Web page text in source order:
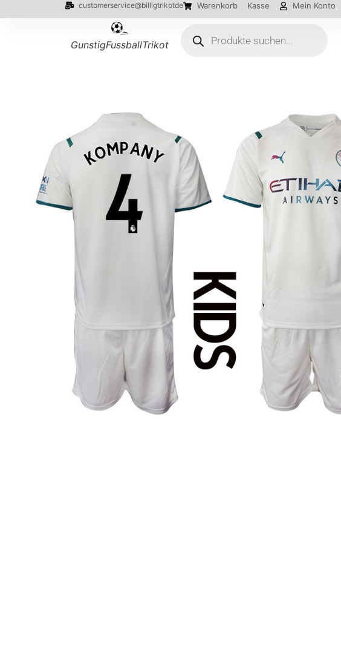
customerservice@billigtrikotde Warenkorb Kasse Mein Konto
GunstigFussballTrikot